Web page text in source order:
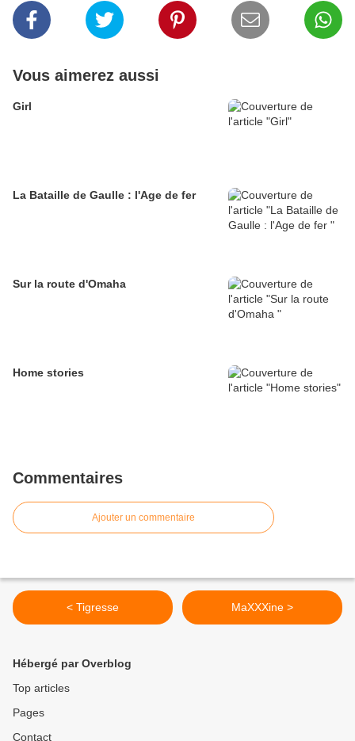
Vous aimerez aussi
Girl
La Bataille de Gaulle : l'Age de fer
Sur la route d'Omaha
Home stories
Commentaires
Ajouter un commentaire
< Tigresse MaXXXine >
Hébergé par Overblog
Top articles
Pages
Contact